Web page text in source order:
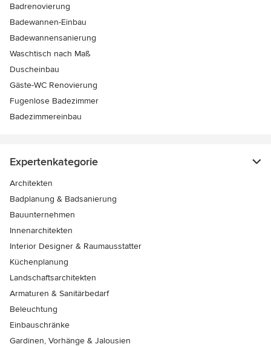
Badrenovierung
Badewannen-Einbau
Badewannensanierung
Waschtisch nach Maß
Duscheinbau
Gäste-WC Renovierung
Fugenlose Badezimmer
Badezimmereinbau
Expertenkategorie
Architekten
Badplanung & Badsanierung
Bauunternehmen
Innenarchitekten
Interior Designer & Raumausstatter
Küchenplanung
Landschaftsarchitekten
Armaturen & Sanitärbedarf
Beleuchtung
Einbauschränke
Gardinen, Vorhänge & Jalousien